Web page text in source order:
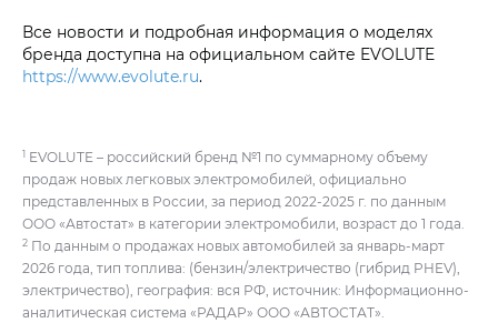
Все новости и подробная информация о моделях
бренда доступна на официальном сайте EVOLUTE
https://www.evolute.ru.
1 EVOLUTE – российский бренд №1 по суммарному объему
продаж новых легковых электромобилей, официально
представленных в России, за период 2022-2025 г. по данным
ООО «Автостат» в категории электромобили, возраст до 1 года.
2 По данным о продажах новых автомобилей за январь-март
2026 года, тип топлива: (бензин/электричество (гибрид PHEV),
электричество), география: вся РФ, источник: Информационно-
аналитическая система «РАДАР» ООО «АВТОСТАТ».